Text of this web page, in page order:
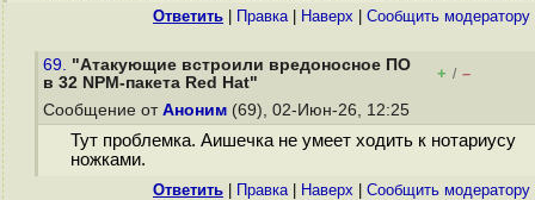
Ответить Правка| Наверх Cообщить модератору
69. "Атакующие встроили вредоносное ПО
в 32 NPM-пакета Red Hat"
+ / –
Сообщение от Аноним (69), 02-Июн-26, 12:25
Тут проблемка. Аишечка не умеет ходить к нотариусу
ножками.
Ответить Правка| Наверх Cообщить модератору